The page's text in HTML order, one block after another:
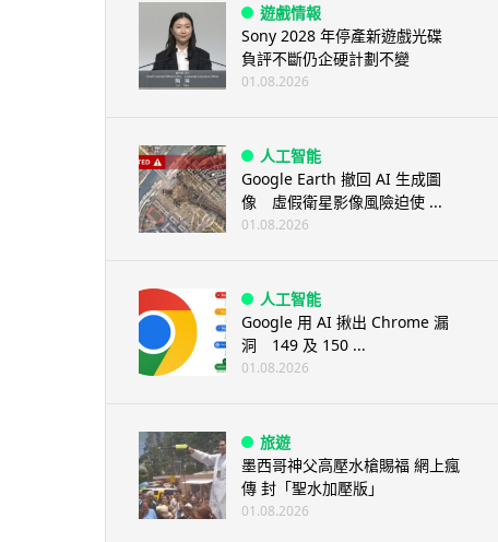
遊戲情報
Sony 2028 年停產新遊戲光碟
負評不斷仍企硬計劃不變
01.08.2026
人工智能
Google Earth 撤回 AI 生成圖
像 虛假衛星影像風險迫使 ...
01.08.2026
人工智能
Google 用 AI 揪出 Chrome 漏
洞 149 及 150 ...
01.08.2026
旅遊
墨西哥神父高壓水槍賜福 網上瘋
傳 封「聖水加壓版」
01.08.2026